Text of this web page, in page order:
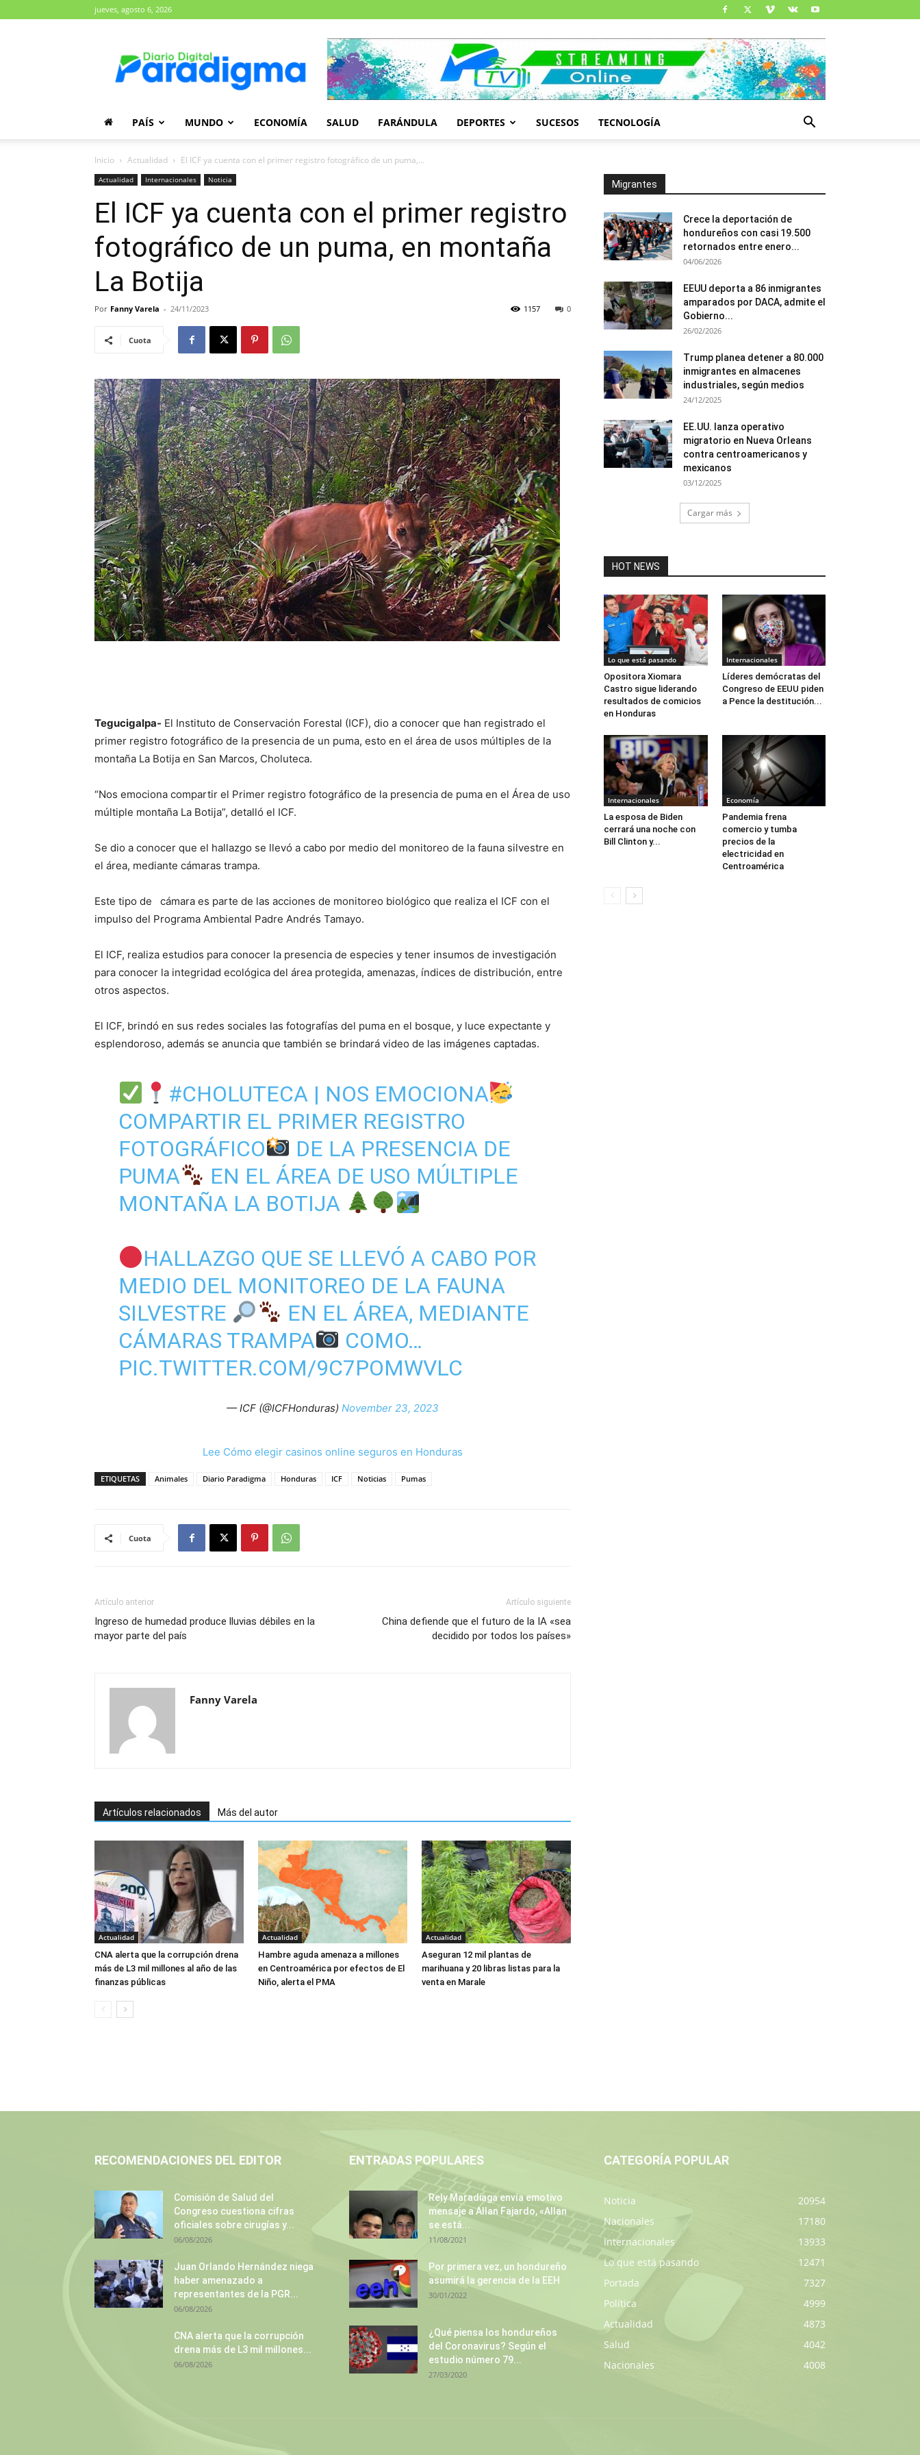
jueves, agosto 6, 2026
Paradigma
PAÍS MUNDO ECONOMÍA SALUD FARÁNDULA DEPORTES SUCESOS TECNOLOGÍA
Inicio Actualidad El ICF ya cuenta con el primer registro fotográfico de un puma,...
Actualidad Internacionales Noticia
El ICF ya cuenta con el primer registro
fotográfico de un puma, en montaña
La Botija
Por Fanny Varela - 24/11/2023 0
1157
Cuota
Tegucigalpa- El Instituto de Conservación Forestal (ICF), dio a conocer que han registrado el
primer registro fotográfico de la presencia de un puma, esto en el área de usos múltiples de la
montaña La Botija en San Marcos, Choluteca.
“Nos emociona compartir el Primer registro fotográfico de la presencia de puma en el Área de uso
múltiple montaña La Botija”, detalló el ICF.
Se dio a conocer que el hallazgo se llevó a cabo por medio del monitoreo de la fauna silvestre en
el área, mediante cámaras trampa.
Este tipo de cámara es parte de las acciones de monitoreo biológico que realiza el ICF con el
impulso del Programa Ambiental Padre Andrés Tamayo.
El ICF, realiza estudios para conocer la presencia de especies y tener insumos de investigación
para conocer la integridad ecológica del área protegida, amenazas, índices de distribución, entre
otros aspectos.
El ICF, brindó en sus redes sociales las fotografías del puma en el bosque, y luce expectante y
esplendoroso, además se anuncia que también se brindará video de las imágenes captadas.
#CHOLUTECA| NOS EMOCIONA
COMPARTIR EL PRIMER REGISTRO
FOTOGRÁFICO
DE LA PRESENCIA DE
PUMA
EN EL ÁREA DE USO MÚLTIPLE
MONTAÑA LA BOTIJA
HALLAZGO QUE SE LLEVÓ A CABO POR
MEDIO DEL MONITOREO DE LA FAUNA
SILVESTRE
EN EL ÁREA, MEDIANTE
CÁMARAS TRAMPA
COMO…
PIC.TWITTER.COM/9C7POMWVLC
— ICF (@ICFHonduras) November 23, 2023
Lee Cómo elegir casinos online seguros en Honduras
ETIQUETAS Animales Diario Paradigma Honduras ICF Noticias Pumas
Cuota
Artículo anterior
Ingreso de humedad produce lluvias débiles en la
mayor parte del país
Artículo siguiente
China defiende que el futuro de la IA «sea
decidido por todos los países»
Fanny Varela
Artículos relacionados Más del autor
Actualidad
CNA alerta que la corrupción drena
más de L3 mil millones al año de las
finanzas públicas
Actualidad
Hambre aguda amenaza a millones
en Centroamérica por efectos de El
Niño, alerta el PMA
Actualidad
Aseguran 12 mil plantas de
marihuana y 20 libras listas para la
venta en Marale
Migrantes
Crece la deportación de
hondureños con casi 19.500
retornados entre enero...
04/06/2026
EEUU deporta a 86 inmigrantes
amparados por DACA, admite el
Gobierno...
26/02/2026
Trump planea detener a 80.000
inmigrantes en almacenes
industriales, según medios
24/12/2025
EE.UU. lanza operativo
migratorio en Nueva Orleans
contra centroamericanos y
mexicanos
03/12/2025
Cargar más
HOT NEWS
Lo que está pasando
Opositora Xiomara
Castro sigue liderando
resultados de comicios
en Honduras
Internacionales
Líderes demócratas del
Congreso de EEUU piden
a Pence la destitución...
Internacionales
La esposa de Biden
cerrará una noche con
Bill Clinton y...
Economía
Pandemia frena
comercio y tumba
precios de la
electricidad en
Centroamérica
RECOMENDACIONES DEL EDITOR
Comisión de Salud del
Congreso cuestiona cifras
oficiales sobre cirugías y...
06/08/2026
Juan Orlando Hernández niega
haber amenazado a
representantes de la PGR...
06/08/2026
CNA alerta que la corrupción
drena más de L3 mil millones...
06/08/2026
ENTRADAS POPULARES
Rely Maradiaga envía emotivo
mensaje a Allan Fajardo, «Allan
se está...
11/08/2021
Por primera vez, un hondureño
asumirá la gerencia de la EEH
30/01/2022
¿Qué piensa los hondureños
del Coronavirus? Según el
estudio número 79...
27/03/2020
CATEGORÍA POPULAR
Noticia
20954
Nacionales
17180
Internacionales
13933
Lo que está pasando
12471
Portada
7327
Política
4999
Actualidad
4873
Salud
4042
Nacionales
4008